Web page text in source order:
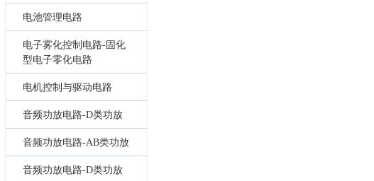
电池管理电路
电子雾化控制电路-固化
型电子零化电路
电机控制与驱动电路
音频功放电路-D类功放
音频功放电路-AB类功放
音频功放电路-D类功放